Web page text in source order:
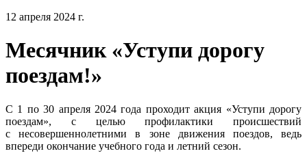
12 апреля 2024 г.
Месячник «Уступи дорогу
поездам!»
С 1 по 30 апреля 2024 года проходит акция «Уступи дорогу
поездам», с целью профилактики происшествий
с несовершеннолетними в зоне движения поездов, ведь
впереди окончание учебного года и летний сезон.